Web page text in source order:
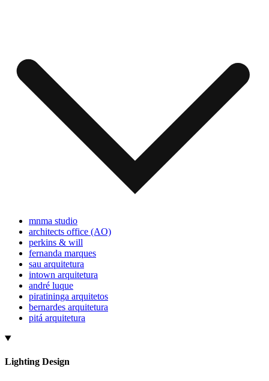
mnma studio
architects office (AO)
perkins & will
fernanda marques
sau arquitetura
intown arquitetura
andré luque
piratininga arquitetos
bernardes arquitetura
pitá arquitetura
Lighting Design